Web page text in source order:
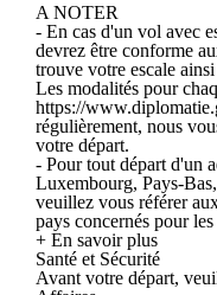
A NOTER
- En cas d'un vol avec
devrez être conforme
trouve votre escale
Les modalités pour
https://
régulièrement, nous
votre départ.
- Pour tout départ d'un
Luxembourg, Pays-
veuillez vous référer
pays concernés pour
+ En savoir plus
Santé et Sécurité
Avant votre départ,